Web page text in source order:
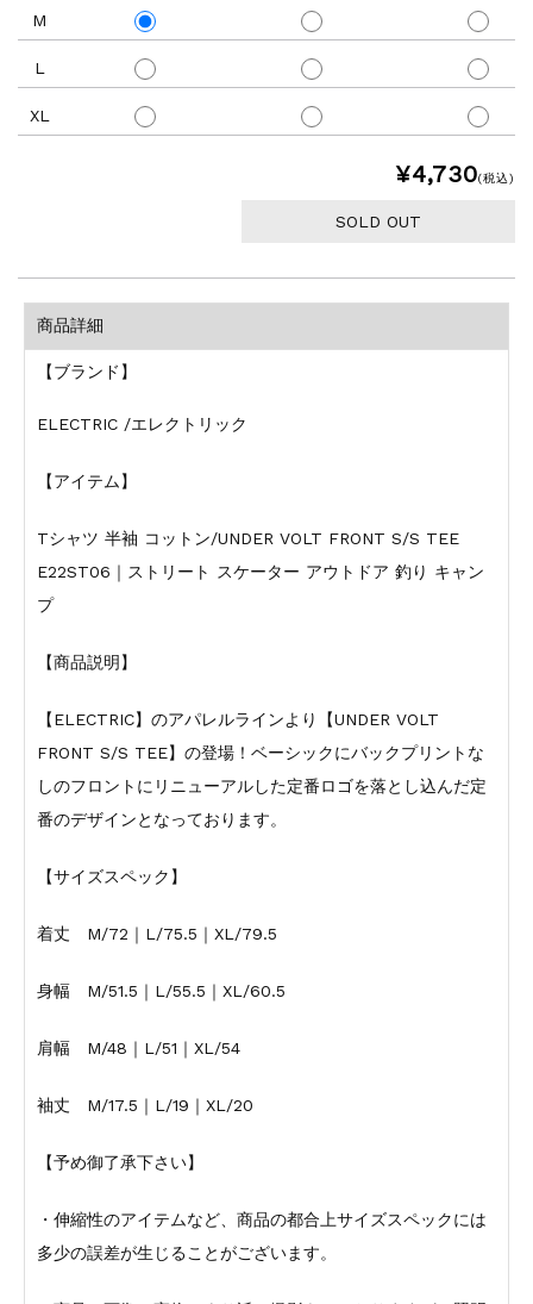
M
L
XL
¥4,730(税込)
SOLD OUT
商品詳細
【ブランド】
ELECTRIC /エレクトリック
【アイテム】
Tシャツ 半袖 コットン/UNDER VOLT FRONT S/S TEE
E22ST06｜ストリート スケーター アウトドア 釣り キャン
プ
【商品説明】
【ELECTRIC】のアパレルラインより【UNDER VOLT
FRONT S/S TEE】の登場！ベーシックにバックプリントな
しのフロントにリニューアルした定番ロゴを落とし込んだ定
番のデザインとなっております。
【サイズスペック】
着丈 M/72｜L/75.5｜XL/79.5
身幅 M/51.5｜L/55.5｜XL/60.5
肩幅 M/48｜L/51｜XL/54
袖丈 M/17.5｜L/19｜XL/20
【予め御了承下さい】
・伸縮性のアイテムなど、商品の都合上サイズスペックには
多少の誤差が生じることがございます。